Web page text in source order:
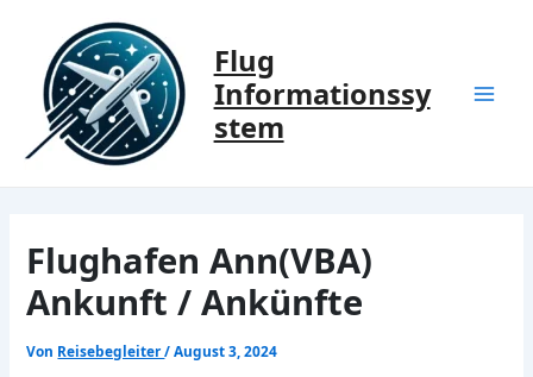
springen
Flug
Informationssy
stem
Flughafen Ann(VBA)
Ankunft / Ankünfte
Von Reisebegleiter/August 3, 2024